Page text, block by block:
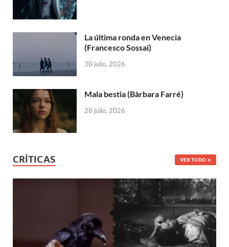
La última ronda en Venecia
(Francesco Sossai)
30 julio, 2026
Mala bestia (Bàrbara Farré)
28 julio, 2026
CRÍTICAS VER TODO